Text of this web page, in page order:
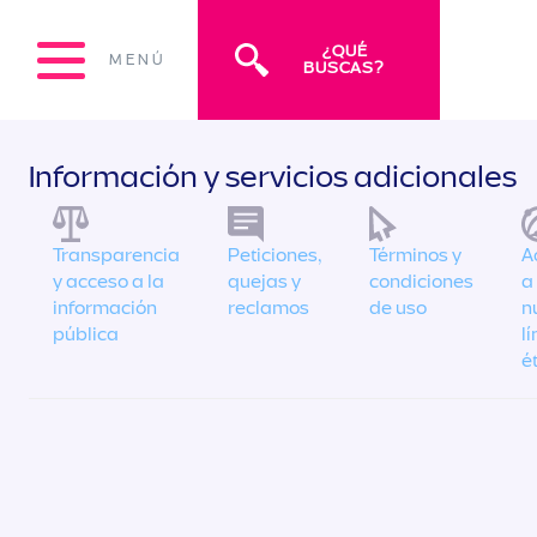
MENÚ
¿QUÉ
BUSCAS?
Información y servicios adicionales
Transparencia
y acceso a la
información
pública
Peticiones,
quejas y
reclamos
Términos y
condiciones
de uso
a